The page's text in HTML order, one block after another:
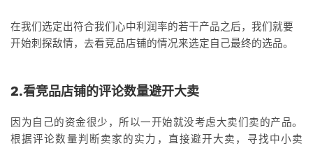
在我们选定出符合我们心中利润率的若干产品之后，我们就要
开始刺探敌情，去看竞品店铺的情况来选定自己最终的选品。
2.看竞品店铺的评论数量避开大卖
因为自己的资金很少，所以一开始就没考虑大卖们卖的产品。
根据评论数量判断卖家的实力，直接避开大卖，寻找中小卖